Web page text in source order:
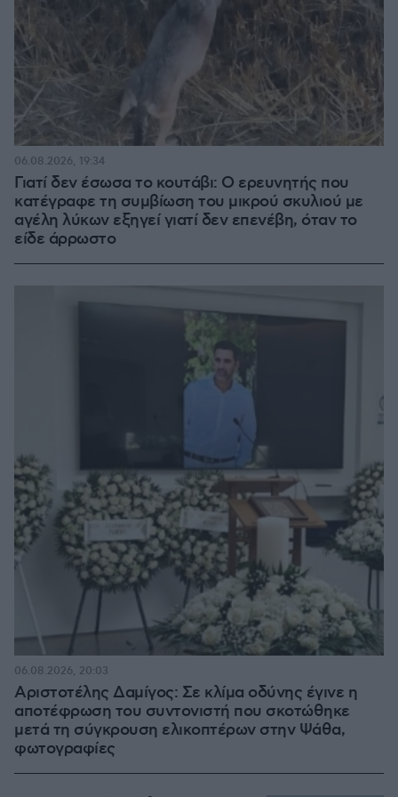
Γιατί δεν έσωσα το κουτάβι: Ο ερευνητής που
κατέγραφε τη συμβίωση του μικρού σκυλιού με
αγέλη λύκων εξηγεί γιατί δεν επενέβη, όταν το
είδε άρρωστο
06.08.2026, 19:34
Αριστοτέλης Δαμίγος: Σε κλίμα οδύνης έγινε η
αποτέφρωση του συντονιστή που σκοτώθηκε
μετά τη σύγκρουση ελικοπτέρων στην Ψάθα,
φωτογραφίες
06.08.2026, 20:03